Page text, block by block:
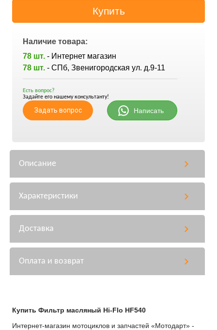
Наличие товара:
78 шт. - Интернет магазин
78 шт. - СПб, Звенигородская ул. д.9-11
Есть вопрос?
Задайте его нашему консультанту!
Задать вопрос Написать
Описание
Характеристики
Доставка
Оплата и возврат
Купить Фильтр масляный Hi-Flo HF540
Интернет-магазин мотоциклов и запчастей «Мотодарт» -